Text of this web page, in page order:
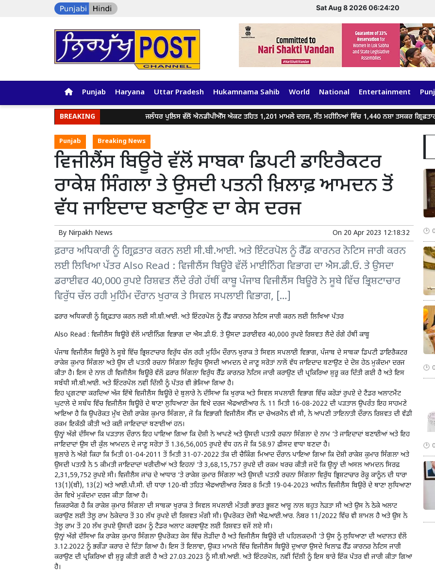
Sat Aug 8 2026 06:24:21
Punjab Haryana Uttar Pradesh Hukamnama Sahib World National Entertainment
BREAKING ਜਲੰਧਰ ਪੁਲਿਸ ਵੱਲੋਂ ਐਨਡੀਪੀਐੱਸ ਐਕਟ ਤਹਿਤ 1,201 ਮਾਮਲੇ ਦਰਜ, ਸੱਤ ਮਹੀਨਿਆਂ ਵਿੱਚ 1,440 ਨਸ਼ਾ ਤਸਕਰ ਗ੍ਰਿਫ਼ਤਾਰ
Punjab Breaking News
ਵਿਜੀਲੈਂਸ ਬਿਊਰੋ ਵੱਲੋਂ ਸਾਬਕਾ ਡਿਪਟੀ ਡਾਇਰੈਕਟਰ
ਰਾਕੇਸ਼ ਸਿੰਗਲਾ ਤੇ ਉਸਦੀ ਪਤਨੀ ਖ਼ਿਲਾਫ਼ ਆਮਦਨ ਤੋਂ
ਵੱਧ ਜਾਇਦਾਦ ਬਣਾਉਣ ਦਾ ਕੇਸ ਦਰਜ
By Nirpakh News On 20 Apr 2023 12:18:32
ਫ਼ਰਾਰ ਅਧਿਕਾਰੀ ਨੂੰ ਗ੍ਰਿਫ਼ਤਾਰ ਕਰਨ ਲਈ ਸੀ.ਬੀ.ਆਈ. ਅਤੇ ਇੰਟਰਪੋਲ ਨੂੰ ਰੈੱਡ ਕਾਰਨਰ ਨੋਟਿਸ ਜਾਰੀ ਕਰਨ
ਲਈ ਲਿਖਿਆ ਪੱਤਰ Also Read : ਵਿਜੀਲੈਂਸ ਬਿਊਰੋ ਵੱਲੋਂ ਮਾਈਨਿੰਗ ਵਿਭਾਗ ਦਾ ਐਸ.ਡੀ.ਓ. ਤੇ ਉਸਦਾ
ਡਰਾਈਵਰ 40,000 ਰੁਪਏ ਰਿਸ਼ਵਤ ਲੈਂਦੇ ਰੰਗੇ ਹੱਥੀਂ ਕਾਬੂ ਪੰਜਾਬ ਵਿਜੀਲੈਂਸ ਬਿਊਰੋ ਨੇ ਸੂਬੇ ਵਿੱਚ ਭ੍ਰਿਸ਼ਟਾਚਾਰ
ਵਿਰੁੱਧ ਚੱਲ ਰਹੀ ਮੁਹਿੰਮ ਦੌਰਾਨ ਖੁਰਾਕ ਤੇ ਸਿਵਲ ਸਪਲਾਈ ਵਿਭਾਗ, […]
ਫ਼ਰਾਰ ਅਧਿਕਾਰੀ ਨੂੰ ਗ੍ਰਿਫ਼ਤਾਰ ਕਰਨ ਲਈ ਸੀ.ਬੀ.ਆਈ. ਅਤੇ ਇੰਟਰਪੋਲ ਨੂੰ ਰੈੱਡ ਕਾਰਨਰ ਨੋਟਿਸ ਜਾਰੀ ਕਰਨ ਲਈ ਲਿਖਿਆ ਪੱਤਰ
Also Read : ਵਿਜੀਲੈਂਸ ਬਿਊਰੋ ਵੱਲੋਂ ਮਾਈਨਿੰਗ ਵਿਭਾਗ ਦਾ ਐਸ.ਡੀ.ਓ. ਤੇ ਉਸਦਾ ਡਰਾਈਵਰ 40,000 ਰੁਪਏ ਰਿਸ਼ਵਤ ਲੈਂਦੇ ਰੰਗੇ ਹੱਥੀਂ ਕਾਬੂ
ਪੰਜਾਬ ਵਿਜੀਲੈਂਸ ਬਿਊਰੋ ਨੇ ਸੂਬੇ ਵਿੱਚ ਭ੍ਰਿਸ਼ਟਾਚਾਰ ਵਿਰੁੱਧ ਚੱਲ ਰਹੀ ਮੁਹਿੰਮ ਦੌਰਾਨ ਖੁਰਾਕ ਤੇ ਸਿਵਲ ਸਪਲਾਈ ਵਿਭਾਗ, ਪੰਜਾਬ ਦੇ ਸਾਬਕਾ ਡਿਪਟੀ ਡਾਇਰੈਕਟਰ
ਰਾਕੇਸ਼ ਕੁਮਾਰ ਸਿੰਗਲਾ ਅਤੇ ਉਸ ਦੀ ਪਤਨੀ ਰਚਨਾ ਸਿੰਗਲਾ ਵਿਰੁੱਧ ਉਸਦੀ ਆਮਦਨ ਦੇ ਜਾਣੂ ਸਰੋਤਾਂ ਨਾਲੋਂ ਵੱਧ ਜਾਇਦਾਦ ਬਣਾਉਣ ਦੇ ਦੋਸ਼ ਹੇਠ ਮੁਕੱਦਮਾ ਦਰਜ
ਕੀਤਾ ਹੈ। ਇਸ ਦੇ ਨਾਲ ਹੀ ਵਿਜੀਲੈਂਸ ਬਿਊਰੋ ਵੱਲੋਂ ਫ਼ਰਾਰ ਸਿੰਗਲਾ ਵਿਰੁੱਧ ਰੈੱਡ ਕਾਰਨਰ ਨੋਟਿਸ ਜਾਰੀ ਕਰਾਉਣ ਦੀ ਪ੍ਰਕਿਰਿਆ ਸ਼ੁਰੂ ਕਰ ਦਿੱਤੀ ਗਈ ਹੈ ਅਤੇ ਇਸ
ਸਬੰਧੀ ਸੀ.ਬੀ.ਆਈ. ਅਤੇ ਇੰਟਰਪੋਲ ਨਵੀਂ ਦਿੱਲੀ ਨੂੰ ਪੱਤਰ ਵੀ ਭੇਜਿਆ ਗਿਆ ਹੈ।
ਇਹ ਪ੍ਰਗਟਾਵਾ ਕਰਦਿਆਂ ਅੱਜ ਇੱਥੇ ਵਿਜੀਲੈਂਸ ਬਿਊਰੋ ਦੇ ਬੁਲਾਰੇ ਨੇ ਦੱਸਿਆ ਕਿ ਖੁਰਾਕ ਅਤੇ ਸਿਵਲ ਸਪਲਾਈ ਵਿਭਾਗ ਵਿੱਚ ਕਰੋੜਾਂ ਰੁਪਏ ਦੇ ਟੈਂਡਰ ਅਲਾਟਮੈਂਟ
ਘੁਟਾਲੇ ਦੇ ਸਬੰਧ ਵਿੱਚ ਵਿਜੀਲੈਂਸ ਬਿਊਰੋ ਦੇ ਥਾਣਾ ਲੁਧਿਆਣਾ ਰੇਂਜ ਵਿਖੇ ਦਰਜ ਐਫਆਈਆਰ ਨੰ. 11 ਮਿਤੀ 16-08-2022 ਦੀ ਪੜਤਾਲ ਉਪਰੰਤ ਇਹ ਸਾਹਮਣੇ
ਆਇਆ ਹੈ ਕਿ ਉਪਰੋਕਤ ਮੁੱਖ ਦੋਸ਼ੀ ਰਾਕੇਸ਼ ਕੁਮਾਰ ਸਿੰਗਲਾ, ਜੋ ਕਿ ਵਿਭਾਗੀ ਵਿਜੀਲੈਂਸ ਸੈੱਲ ਦਾ ਚੇਅਰਮੈਨ ਵੀ ਸੀ, ਨੇ ਆਪਣੀ ਤਾਇਨਾਤੀ ਦੌਰਾਨ ਰਿਸ਼ਵਤ ਦੀ ਵੱਡੀ
ਰਕਮ ਇਕੱਠੀ ਕੀਤੀ ਅਤੇ ਕਈ ਜਾਇਦਾਦਾਂ ਬਣਾਈਆਂ ਹਨ।
ਉਨ੍ਹਾਂ ਅੱਗੇ ਦੱਸਿਆ ਕਿ ਪੜਤਾਲ ਦੌਰਾਨ ਇਹ ਪਾਇਆ ਗਿਆ ਕਿ ਦੋਸ਼ੀ ਨੇ ਆਪਣੇ ਅਤੇ ਉਸਦੀ ਪਤਨੀ ਰਚਨਾ ਸਿੰਗਲਾ ਦੇ ਨਾਮ ‘ਤੇ ਜਾਇਦਾਦਾਂ ਬਣਾਈਆਂ ਅਤੇ ਇਹ
ਜਾਇਦਾਦਾਂ ਉਸ ਦੀ ਕੁੱਲ ਆਮਦਨ ਦੇ ਜਾਣੂ ਸਰੋਤਾਂ ਤੋਂ 1.36,56,005 ਰੁਪਏ ਵੱਧ ਹਨ ਜੋ ਕਿ 58.97 ਫ਼ੀਸਦ ਵਾਧਾ ਬਣਦਾ ਹੈ।
ਬੁਲਾਰੇ ਨੇ ਅੱਗੇ ਕਿਹਾ ਕਿ ਮਿਤੀ 01-04-2011 ਤੋਂ ਮਿਤੀ 31-07-2022 ਤੱਕ ਦੀ ਚੈਕਿੰਗ ਮਿਆਦ ਦੌਰਾਨ ਪਾਇਆ ਗਿਆ ਕਿ ਦੋਸ਼ੀ ਰਾਕੇਸ਼ ਕੁਮਾਰ ਸਿੰਗਲਾ ਅਤੇ
ਉਸਦੀ ਪਤਨੀ ਨੇ 5 ਕੀਮਤੀ ਜਾਇਦਾਦਾਂ ਖਰੀਦੀਆਂ ਅਤੇ ਇਹਨਾਂ ‘ਤੇ 3,68,15,757 ਰੁਪਏ ਦੀ ਰਕਮ ਖਰਚ ਕੀਤੀ ਜਦੋਂ ਕਿ ਉਨ੍ਹਾਂ ਦੀ ਅਸਲ ਆਮਦਨ ਸਿਰਫ਼
2,31,59,752 ਰੁਪਏ ਸੀ। ਵਿਜੀਲੈਂਸ ਜਾਂਚ ਦੇ ਆਧਾਰ ‘ਤੇ ਰਾਕੇਸ਼ ਕੁਮਾਰ ਸਿੰਗਲਾ ਅਤੇ ਉਸਦੀ ਪਤਨੀ ਰਚਨਾ ਸਿੰਗਲਾ ਵਿਰੁੱਧ ਭ੍ਰਿਸ਼ਟਾਚਾਰ ਰੋਕੂ ਕਾਨੂੰਨ ਦੀ ਧਾਰਾ
13(1)(ਬੀ), 13(2) ਅਤੇ ਆਈ.ਪੀ.ਸੀ. ਦੀ ਧਾਰਾ 120-ਬੀ ਤਹਿਤ ਐਫਆਈਆਰ ਨੰਬਰ 8 ਮਿਤੀ 19-04-2023 ਅਧੀਨ ਵਿਜੀਲੈਂਸ ਬਿਉਰੋ ਦੇ ਥਾਣਾ ਲੁਧਿਆਣਾ
ਰੇਂਜ ਵਿਖੇ ਮੁਕੱਦਮਾ ਦਰਜ ਕੀਤਾ ਗਿਆ ਹੈ।
ਜ਼ਿਕਰਯੋਗ ਹੈ ਕਿ ਰਾਕੇਸ਼ ਕੁਮਾਰ ਸਿੰਗਲਾ ਦੀ ਸਾਬਕਾ ਖੁਰਾਕ ਤੇ ਸਿਵਲ ਸਪਲਾਈ ਮੰਤਰੀ ਭਾਰਤ ਭੂਸ਼ਣ ਆਸ਼ੂ ਨਾਲ ਬਹੁਤ ਨੇੜਤਾ ਸੀ ਅਤੇ ਉਸ ਨੇ ਠੇਕੇ ਅਲਾਟ
ਕਰਾਉਣ ਲਈ ਤੇਲੂ ਰਾਮ ਠੇਕੇਦਾਰ ਤੋਂ 30 ਲੱਖ ਰੁਪਏ ਦੀ ਰਿਸ਼ਵਤ ਮੰਗੀ ਸੀ। ਉਪਰੋਕਤ ਦੋਸ਼ੀ ਐਫ.ਆਈ.ਆਰ. ਨੰਬਰ 11/2022 ਵਿੱਚ ਵੀ ਸ਼ਾਮਲ ਹੈ ਅਤੇ ਉਸ ਨੇ
ਤੇਲੂ ਰਾਮ ਤੋਂ 20 ਲੱਖ ਰੁਪਏ ਉਸਦੀ ਫਰਮ ਨੂੰ ਟੈਂਡਰ ਅਲਾਟ ਕਰਵਾਉਣ ਲਈ ਰਿਸ਼ਵਤ ਵਜੋਂ ਲਏ ਸੀ।
ਉਨ੍ਹਾਂ ਅੱਗੇ ਦੱਸਿਆ ਕਿ ਰਾਕੇਸ਼ ਕੁਮਾਰ ਸਿੰਗਲਾ ਉਪਰੋਕਤ ਕੇਸ ਵਿੱਚ ਲੋੜੀਂਦਾ ਹੈ ਅਤੇ ਵਿਜੀਲੈਂਸ ਬਿਊਰੋ ਦੀ ਪਹਿਲਕਦਮੀ ‘ਤੇ ਉਸ ਨੂੰ ਲੁਧਿਆਣਾ ਦੀ ਅਦਾਲਤ ਵੱਲੋਂ
3.12.2022 ਨੂੰ ਭਗੌੜਾ ਕਰਾਰ ਦੇ ਦਿੱਤਾ ਗਿਆ ਹੈ। ਇਸ ਤੋਂ ਇਲਾਵਾ, ਉਕਤ ਮਾਮਲੇ ਵਿੱਚ ਵਿਜੀਲੈਂਸ ਬਿਊਰੋ ਦੁਆਰਾ ਉਸਦੇ ਖਿਲਾਫ਼ ਰੈੱਡ ਕਾਰਨਰ ਨੋਟਿਸ ਜਾਰੀ
ਕਰਾਉਣ ਦੀ ਪ੍ਰਕਿਰਿਆ ਵੀ ਸ਼ੁਰੂ ਕੀਤੀ ਗਈ ਹੈ ਅਤੇ 27.03.2023 ਨੂੰ ਸੀ.ਬੀ.ਆਈ. ਅਤੇ ਇੰਟਰਪੋਲ, ਨਵੀਂ ਦਿੱਲੀ ਨੂੰ ਇਸ ਬਾਰੇ ਇੱਕ ਪੱਤਰ ਵੀ ਜਾਰੀ ਕੀਤਾ ਗਿਆ
ਹੈ।